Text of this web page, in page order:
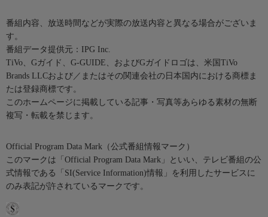
番組内容、放送時間などが実際の放送内容と異なる場合がございま
す。
番組データ提供元：IPG Inc.
TiVo、Gガイド、G-GUIDE、およびGガイドロゴは、米国TiVo
Brands LLCおよび／またはその関連会社の日本国内における商標ま
たは登録商標です。
このホームページに掲載している記事・写真等あらゆる素材の無断
複写・転載を禁じます。
Official Program Data Mark（公式番組情報マーク）
このマークは「Official Program Data Mark」といい、テレビ番組の公
式情報である「SI(Service Information)情報」を利用したサービスに
のみ表記が許されているマークです。